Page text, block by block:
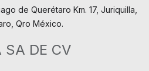
de Querétaro Km. 17, Juriquilla,
Qro México.
SA DE CV